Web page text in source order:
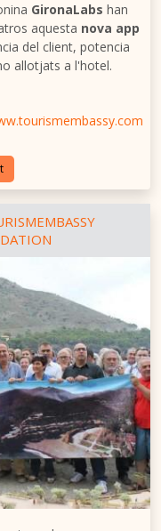
GironaLabs han
aquesta nova app
del client, potencia
allotjats a l'hotel.